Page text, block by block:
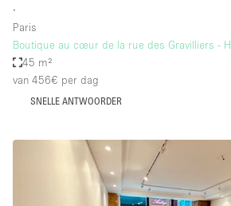
∙
Paris
Boutique au cœur de la rue des Gravilliers -
45 m²
van 456€ per dag
SNELLE ANTWOORDER